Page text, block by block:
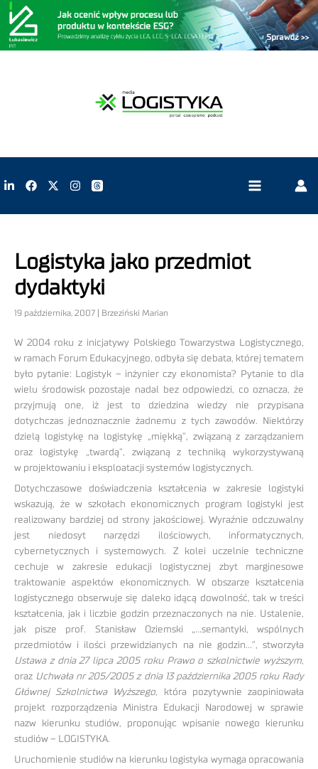
Logistyka jako przedmiot
dydaktyki
19 października, 2007 | Brzeziński Marian
W 2004 roku z inicjatywy Polskiego Towarzystwa Logistycznego,
w ramach Forum Edukacyjnego, odbyła się debata, której tematem
było pytanie: Logistyk – inżynier czy ekonomista? Pytanie to dla
wielu środowisk pozostaje nadal bez odpowiedzi, co oznacza, że
przyjmują one, iż jest to dziedzina wiedzy nie przypisana
dotychczas jednoznacznie żadnemu z tych zawodów. Niektórzy
dzielą logistykę na logistykę „miękką”, związaną z zarządzaniem
oraz logistykę „twardą”, związaną z techniką wykorzystywaną
w projektowaniu i eksploatacji systemów logistycznych.
Dotychczasowe doświadczenia kształcenia w zakresie logistyki
wskazują, że w szkołach ekonomicznych program logistyki jest
realizowany bardziej od strony jakościowej. Wyraźnie odczuwalny
jest niedosyt narzędzi ilościowych, informatycznych,
cybernetycznych i systemowych. Z kolei uczelnie techniczne
cechuje w zakresie edukacji logistycznej zbyt marginesowe
traktowanie aspektów ekonomicznych. W obszarze kształcenia
logistycznego obserwuje się daleko idącą dowolność, tak w treści
kształcenia, jak i liczbie godzin przeznaczonych na nie. Ustalenie,
jak pisze prof. Stanisław Oziemski „…semantyki, wspólnych
przedmiotów i ilości przewidzianych na nie godzin…”, stworzyła
Ustawa z dnia 27 lipca 2005 roku Prawo o szkolnictwie wyższym,
oraz Uchwała nr 205/2005 z dnia 13 października 2005 roku Rady
Głównej Szkolnictwa Wyższego, która pozytywnie zaopiniowała
projekt rozporządzenia Ministra Edukacji Narodowej w sprawie
nazw kierunku studiów, proponując wpisanie nowego kierunku
studiów – LOGISTYKA.
Uruchomienie studiów na kierunku logistyka wymaga opracowania